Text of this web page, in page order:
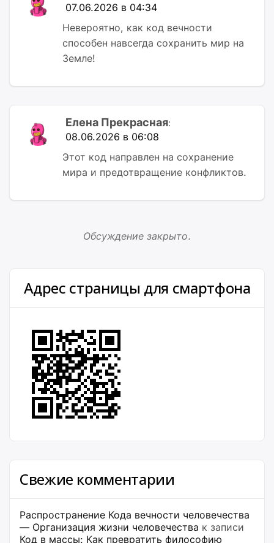
07.06.2026 в 04:34
Невероятно, как код вечности
способен навсегда сохранить мир на
Земле!
Елена Прекрасная:
08.06.2026 в 06:08
Этот код направлен на сохранение
мира и предотвращение конфликтов.
Обсуждение закрыто.
Адрес страницы для смартфона
Свежие комментарии
Распространение Кода вечности человечества
— Организация жизни человечества к записи
Код в массы: Как превратить философию